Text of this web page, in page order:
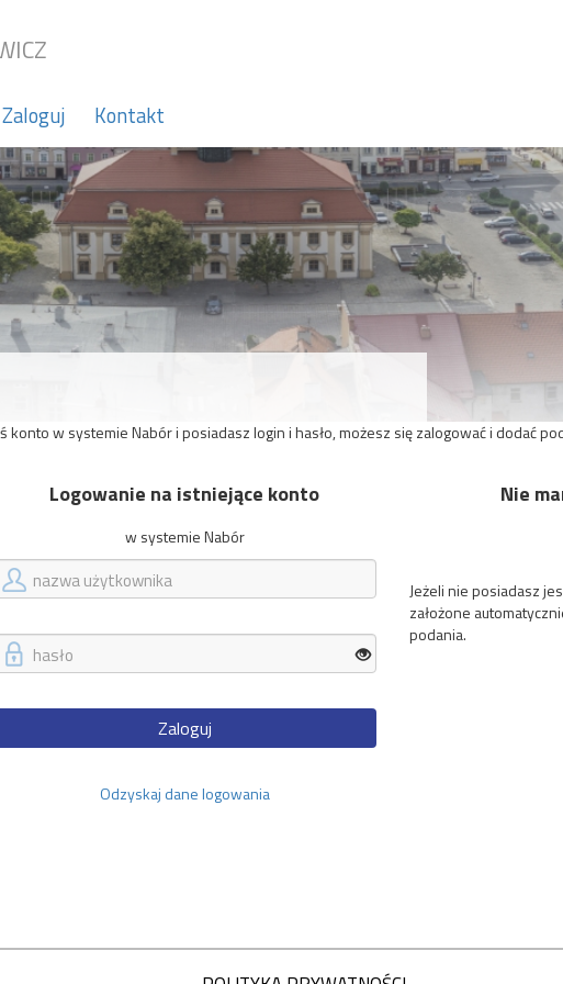
Zaloguj Kontakt
konto w systemie Nabór i posiadasz login i hasło, możesz się zalogować i dodać
Logowanie na istniejące konto
w systemie Nabór
Zaloguj
Odzyskaj dane logowania
Nie
Jeżeli nie posiadasz
założone
podania.